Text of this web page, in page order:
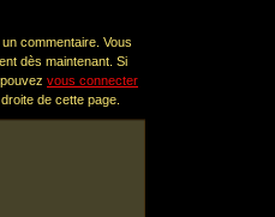
commentaire. Vous
dès maintenant. Si
vous connecter
de cette page.